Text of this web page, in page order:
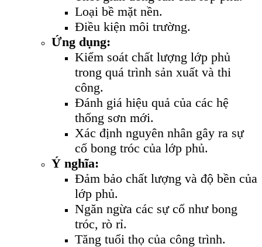
Loại bề mặt nền.
Điều kiện môi trường.
Ứng dụng:
Kiểm soát chất lượng lớp phủ
trong quá trình sản xuất và thi
công.
Đánh giá hiệu quả của các hệ
thống sơn mới.
Xác định nguyên nhân gây ra sự
cố bong tróc của lớp phủ.
Ý nghĩa:
Đảm bảo chất lượng và độ bền của
lớp phủ.
Ngăn ngừa các sự cố như bong
tróc, rò rỉ.
Tăng tuổi thọ của công trình.